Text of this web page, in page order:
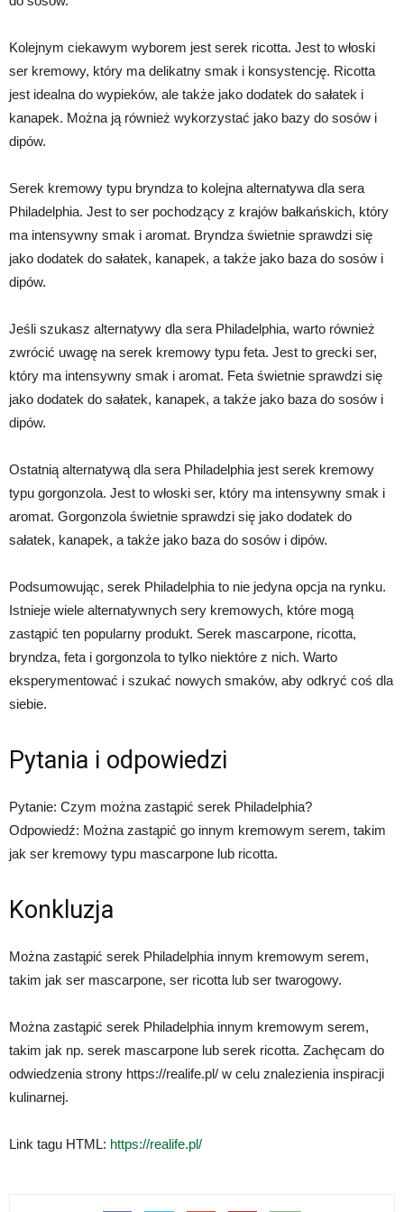
Kolejnym ciekawym wyborem jest serek ricotta. Jest to włoski
ser kremowy, który ma delikatny smak i konsystencję. Ricotta
jest idealna do wypieków, ale także jako dodatek do sałatek i
kanapek. Można ją również wykorzystać jako bazy do sosów i
dipów.
Serek kremowy typu bryndza to kolejna alternatywa dla sera
Philadelphia. Jest to ser pochodzący z krajów bałkańskich, który
ma intensywny smak i aromat. Bryndza świetnie sprawdzi się
jako dodatek do sałatek, kanapek, a także jako baza do sosów i
dipów.
Jeśli szukasz alternatywy dla sera Philadelphia, warto również
zwrócić uwagę na serek kremowy typu feta. Jest to grecki ser,
który ma intensywny smak i aromat. Feta świetnie sprawdzi się
jako dodatek do sałatek, kanapek, a także jako baza do sosów i
dipów.
Ostatnią alternatywą dla sera Philadelphia jest serek kremowy
typu gorgonzola. Jest to włoski ser, który ma intensywny smak i
aromat. Gorgonzola świetnie sprawdzi się jako dodatek do
sałatek, kanapek, a także jako baza do sosów i dipów.
Podsumowując, serek Philadelphia to nie jedyna opcja na rynku.
Istnieje wiele alternatywnych sery kremowych, które mogą
zastąpić ten popularny produkt. Serek mascarpone, ricotta,
bryndza, feta i gorgonzola to tylko niektóre z nich. Warto
eksperymentować i szukać nowych smaków, aby odkryć coś dla
siebie.
Pytania i odpowiedzi
Pytanie: Czym można zastąpić serek Philadelphia?
Odpowiedź: Można zastąpić go innym kremowym serem, takim
jak ser kremowy typu mascarpone lub ricotta.
Konkluzja
Można zastąpić serek Philadelphia innym kremowym serem,
takim jak ser mascarpone, ser ricotta lub ser twarogowy.
Można zastąpić serek Philadelphia innym kremowym serem,
takim jak np. serek mascarpone lub serek ricotta. Zachęcam do
odwiedzenia strony https://realife.pl/ w celu znalezienia inspiracji
kulinarnej.
Link tagu HTML: https://realife.pl/